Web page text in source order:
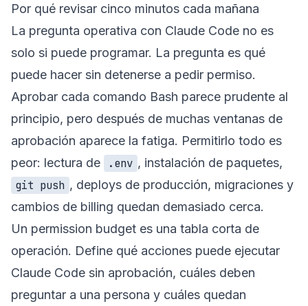
Por qué revisar cinco minutos cada mañana
La pregunta operativa con Claude Code no es
solo si puede programar. La pregunta es qué
puede hacer sin detenerse a pedir permiso.
Aprobar cada comando Bash parece prudente al
principio, pero después de muchas ventanas de
aprobación aparece la fatiga. Permitirlo todo es
peor: lectura de
.env , instalación de paquetes,
git push , deploys de producción, migraciones y
cambios de billing quedan demasiado cerca.
Un permission budget es una tabla corta de
operación. Define qué acciones puede ejecutar
Claude Code sin aprobación, cuáles deben
preguntar a una persona y cuáles quedan